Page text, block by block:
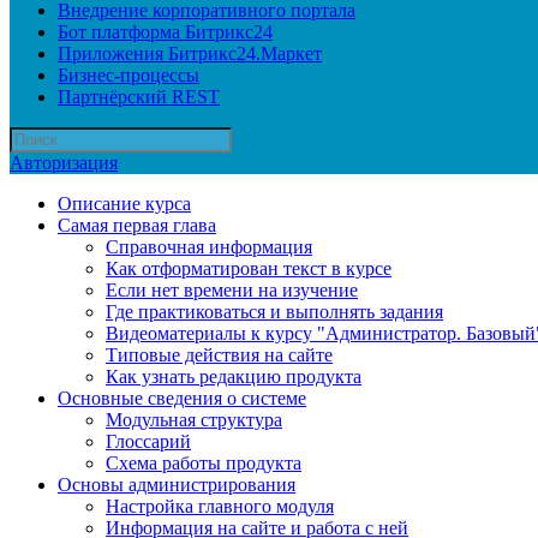
Внедрение корпоративного портала
Бот платформа Битрикс24
Приложения Битрикс24.Маркет
Бизнес-процессы
Партнёрский REST
Авторизация
Описание курса
Самая первая глава
Справочная информация
Как отформатирован текст в курсе
Если нет времени на изучение
Где практиковаться и выполнять задания
Видеоматериалы к курсу "Администратор.
Типовые действия на сайте
Как узнать редакцию продукта
Основные сведения о системе
Модульная структура
Глоссарий
Схема работы продукта
Основы администрирования
Настройка главного модуля
Информация на сайте и работа с ней